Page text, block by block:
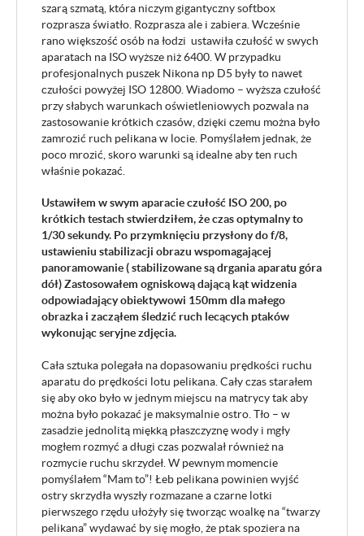
szarą szmatą, która niczym gigantyczny softbox
rozprasza światło. Rozprasza ale i zabiera. Wcześnie
rano większość osób na łodzi ustawiła czułość w swych
aparatach na ISO wyższe niż 6400. W przypadku
profesjonalnych puszek Nikona np D5 były to nawet
czułości powyżej ISO 12800. Wiadomo – wyższa czułość
przy słabych warunkach oświetleniowych pozwala na
zastosowanie krótkich czasów, dzięki czemu można było
zamrozić ruch pelikana w locie. Pomyślałem jednak, że
poco mrozić, skoro warunki są idealne aby ten ruch
właśnie pokazać.
Ustawiłem w swym aparacie czułość ISO 200, po
krótkich testach stwierdziłem, że czas optymalny to
1/30 sekundy. Po przymknięciu przysłony do f/8,
ustawieniu stabilizacji obrazu wspomagającej
panoramowanie ( stabilizowane są drgania aparatu góra
dół) Zastosowałem ogniskową dającą kąt widzenia
odpowiadający obiektywowi 150mm dla małego
obrazka i zacząłem śledzić ruch lecących ptaków
wykonując seryjne zdjęcia.
Cała sztuka polegała na dopasowaniu prędkości ruchu
aparatu do prędkości lotu pelikana. Cały czas starałem
się aby oko było w jednym miejscu na matrycy tak aby
można było pokazać je maksymalnie ostro. Tło – w
zasadzie jednolitą miękką płaszczyznę wody i mgły
mogłem rozmyć a długi czas pozwalał również na
rozmycie ruchu skrzydeł. W pewnym momencie
pomyślałem “Mam to”! Łeb pelikana powinien wyjść
ostry skrzydła wyszły rozmazane a czarne lotki
pierwszego rzędu ułożyły się tworząc woalkę na “twarzy
pelikana” wydawać by się mogło, że ptak spoziera na